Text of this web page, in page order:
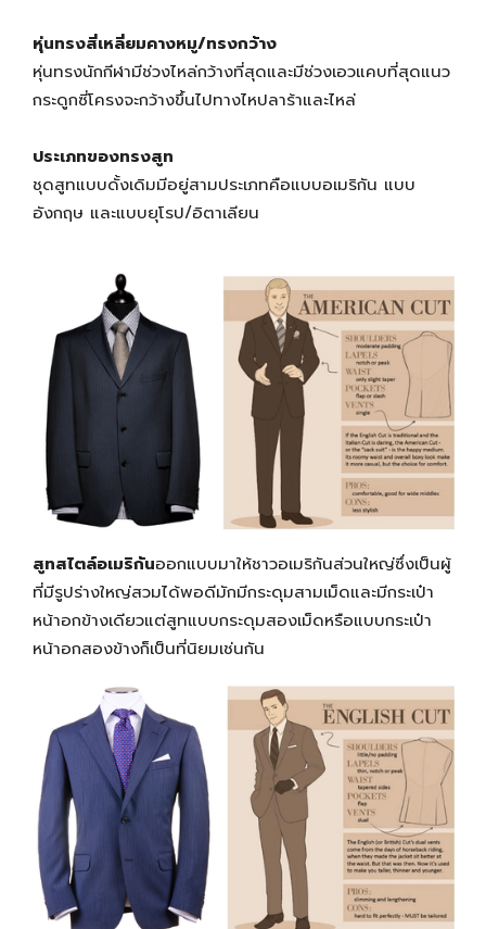
หุ่นทรงสี่เหลี่ยมคางหมู/ทรงกว้าง
หุ่นทรงนักกีฬามีช่วงไหล่กว้างที่สุดและมีช่วงเอวแคบที่สุดแนว
กระดูกซี่โครงจะกว้างขึ้นไปทางไหปลาร้าและไหล่
ประเภทของทรงสูท
ชุดสูทแบบดั้งเดิมมีอยู่สามประเภทคือแบบอเมริกัน แบบ
อังกฤษ และแบบยุโรป/อิตาเลียน
สูทสไตล์อเมริกันออกแบบมาให้ชาวอเมริกันส่วนใหญ่ซึ่งเป็นผู้
ที่มีรูปร่างใหญ่สวมได้พอดีมักมีกระดุมสามเม็ดและมีกระเป๋า
หน้าอกข้างเดียวแต่สูทแบบกระดุมสองเม็ดหรือแบบกระเป๋า
หน้าอกสองข้างก็เป็นที่นิยมเช่นกัน